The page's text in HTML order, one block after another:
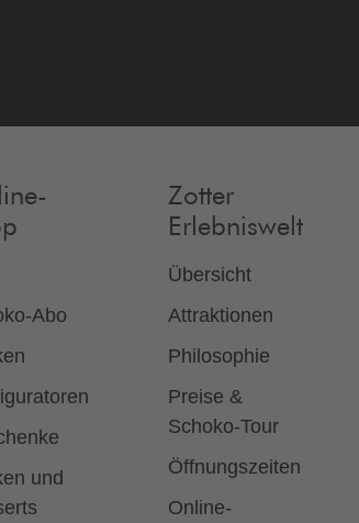
Abo
und
Zotter
Erlebniswelt
Übersicht
Attraktionen
Philosophie
Preise &
Schoko-Tour
Öffnungszeiten
Online-